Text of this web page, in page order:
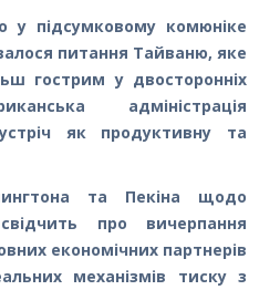
у підсумковому комюніке
питання Тайваню, яке
гострим у двосторонніх
адміністрація
як продуктивну та
та Пекіна щодо
про вичерпання
економічних партнерів
механізмів тиску з